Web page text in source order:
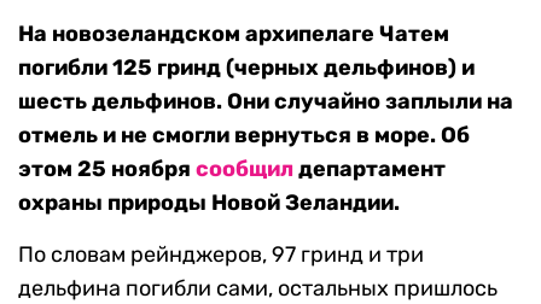
На новозеландском архипелаге Чатем
погибли 125 гринд (черных дельфинов) и
шесть дельфинов. Они случайно заплыли на
отмель и не смогли вернуться в море. Об
этом 25 ноября сообщилдепартамент
охраны природы Новой Зеландии.
По словам рейнджеров, 97 гринд и три
дельфина погибли сами, остальных пришлось